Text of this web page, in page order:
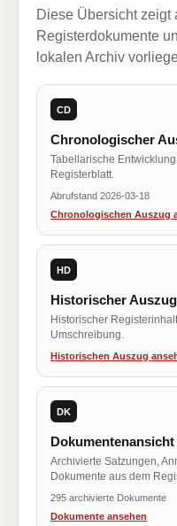
Diese Übersicht zeigt
Registerdokumente
lokalen Archiv
CD
Chronologischer
Tabellarische
Registerblatt.
Abrufstand 2026-03-18
Chronologischen Auszug
HD
Historischer Auszug
Historischer
Umschreibung.
Historischen Auszug
DK
Dokumentenansicht
Archivierte Satzungen,
Dokumente aus dem
295 archivierte Dokumente
Dokumente ansehen